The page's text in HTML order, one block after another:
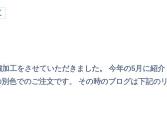
工をさせていただきました。 今年の5月に紹介
色でのご注文です。 その時のブログは下記のリ